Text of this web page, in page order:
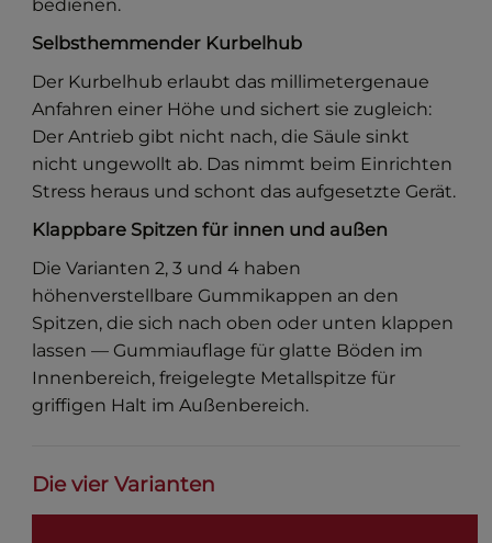
bedienen.
Selbsthemmender Kurbelhub
Der Kurbelhub erlaubt das millimetergenaue
Anfahren einer Höhe und sichert sie zugleich:
Der Antrieb gibt nicht nach, die Säule sinkt
nicht ungewollt ab. Das nimmt beim Einrichten
Stress heraus und schont das aufgesetzte Gerät.
Klappbare Spitzen für innen und außen
Die Varianten 2, 3 und 4 haben
höhenverstellbare Gummikappen an den
Spitzen, die sich nach oben oder unten klappen
lassen — Gummiauflage für glatte Böden im
Innenbereich, freigelegte Metallspitze für
griffigen Halt im Außenbereich.
Die vier Varianten